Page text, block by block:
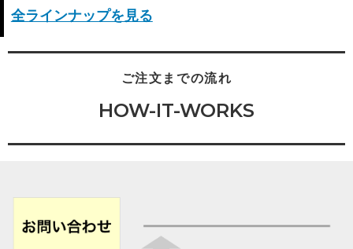
全ラインナップを見る
ご注文までの流れ
HOW-IT-WORKS